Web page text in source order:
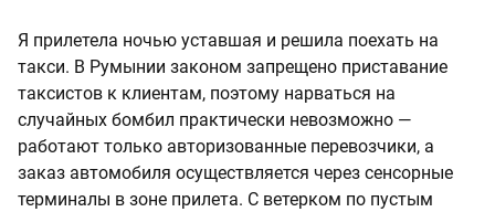
Я прилетела ночью уставшая и решила поехать на
такси. В Румынии законом запрещено приставание
таксистов к клиентам, поэтому нарваться на
случайных бомбил практически невозможно —
работают только авторизованные перевозчики, а
заказ автомобиля осуществляется через сенсорные
терминалы в зоне прилета. С ветерком по пустым